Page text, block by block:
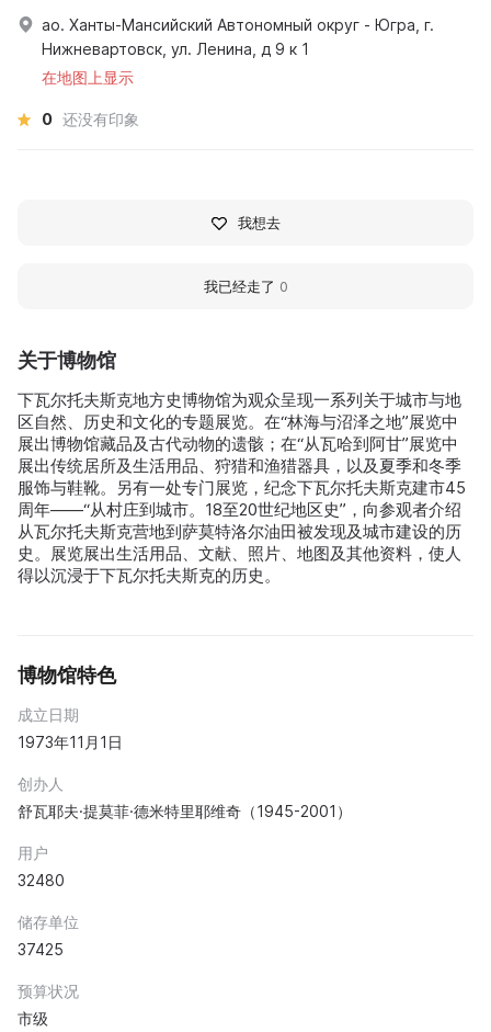
关于博物馆
下瓦尔托夫斯克地方史博物馆为观众呈现一系列关于城市与地
区自然、历史和文化的专题展览。在“林海与沼泽之地”展览中
展出博物馆藏品及古代动物的遗骸；在“从瓦哈到阿甘”展览中
展出传统居所及生活用品、狩猎和渔猎器具，以及夏季和冬季
服饰与鞋靴。另有一处专门展览，纪念下瓦尔托夫斯克建市45
周年——“从村庄到城市。18至20世纪地区史”，向参观者介绍
从瓦尔托夫斯克营地到萨莫特洛尔油田被发现及城市建设的历
史。展览展出生活用品、文献、照片、地图及其他资料，使人
得以沉浸于下瓦尔托夫斯克的历史。
博物馆特色
成立日期
1973年11月1日
创办人
舒瓦耶夫·提莫菲·德米特里耶维奇（1945-2001）
用户
32480
储存单位
37425
预算状况
市级
ао. Ханты-Мансийский Автономный округ - Югра, г.
Нижневартовск, ул. Ленина, д 9 к 1
在地图上显示
0 还没有印象
我想去
我已经走了 0